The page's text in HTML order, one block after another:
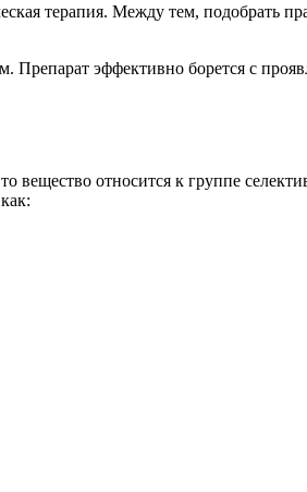
терапия. Между тем, подобрать
Препарат эффективно борется с
относится к группе